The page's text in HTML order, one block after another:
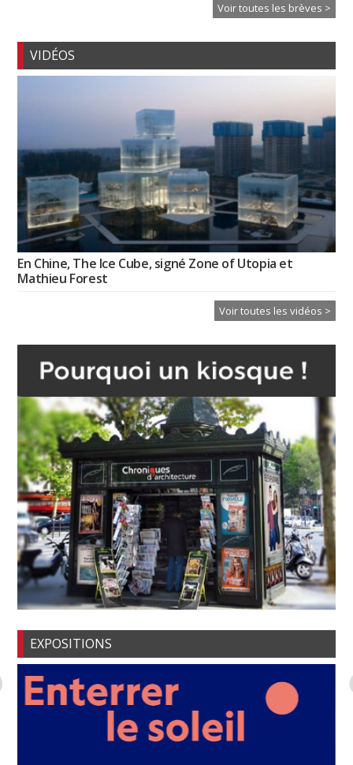
Voir toutes les brèves >
VIDÉOS
En Chine, The Ice Cube, signé Zone of Utopia et
Mathieu Forest
Voir toutes les vidéos >
EXPOSITIONS